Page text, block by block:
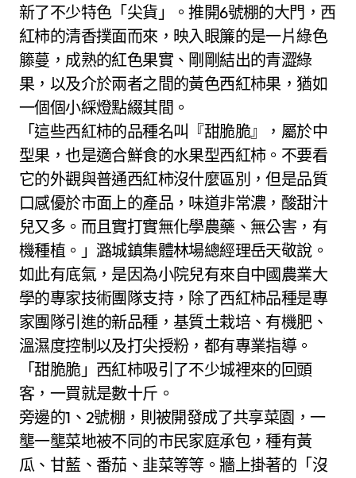
新了不少特色「尖貨」。推開6號棚的大門，西
紅柿的清香撲面而來，映入眼簾的是一片綠色
籐蔓，成熟的紅色果實、剛剛結出的青澀綠
果，以及介於兩者之間的黃色西紅柿果，猶如
一個個小綵燈點綴其間。
「這些西紅柿的品種名叫『甜脆脆』，屬於中
型果，也是適合鮮食的水果型西紅柿。不要看
它的外觀與普通西紅柿沒什麼區別，但是品質
口感優於市面上的產品，味道非常濃，酸甜汁
兒又多。而且實打實無化學農藥、無公害，有
機種植。」潞城鎮集體林場總經理岳天敬說。
如此有底氣，是因為小院兒有來自中國農業大
學的專家技術團隊支持，除了西紅柿品種是專
家團隊引進的新品種，基質土栽培、有機肥、
溫濕度控制以及打尖授粉，都有專業指導。
「甜脆脆」西紅柿吸引了不少城裡來的回頭
客，一買就是數十斤。
旁邊的1、2號棚，則被開發成了共享菜園，一
壟一壟菜地被不同的市民家庭承包，種有黃
瓜、甘藍、番茄、韭菜等等。牆上掛著的「沒